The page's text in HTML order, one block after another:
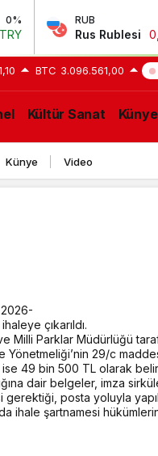
RUB -0.64%
Rus Rublesi 0,58 TRY
BTC 3.096.561,00
Kültür Sanat Künye
Künye Video
çıkarıldı.
Parklar Müdürlüğü
29/c
bin 500 TL olarak
dair belgeler, imza
gerektiği, posta yoluyla
ihale şartnamesi